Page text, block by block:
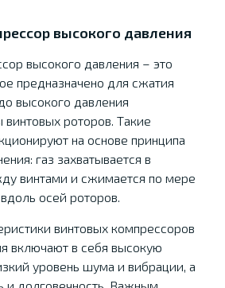
высокого давления
высокого давления – это
предназначено для сжатия
высокого давления
роторов. Такие
на основе принципа
газ захватывается в
винтами и сжимается по мере
осей роторов.
винтовых компрессоров
включают в себя высокую
уровень шума и вибрации, а